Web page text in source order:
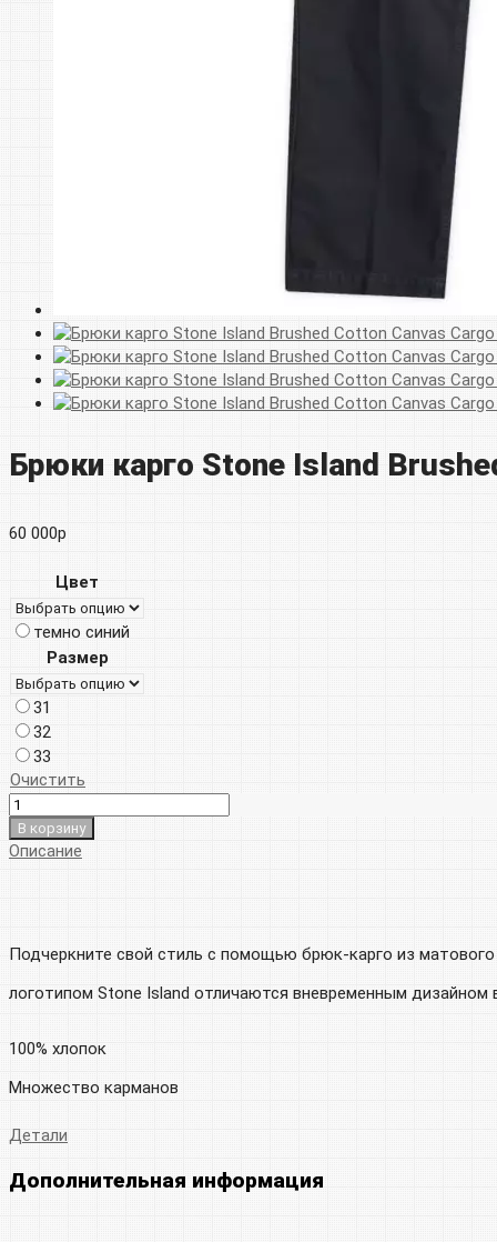
Брюки карго Stone Island
60 000р
Цвет
темно синий
Размер
31
32
33
Очистить
В корзину
Описание
Подчеркните свой стиль с помощью брюк-карго из
логотипом Stone Island отличаются вневременным
100% хлопок
Множество карманов
Детали
Дополнительная информация